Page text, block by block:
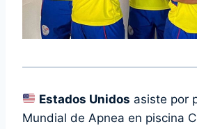
Estados Unidos asiste por
Mundial de Apnea en piscina